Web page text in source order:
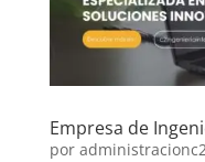
Empresa de
por administracionc2